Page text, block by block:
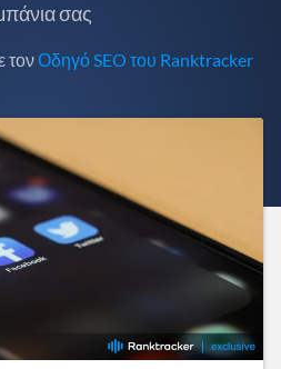
σας
τονΟδηγό SEO του Ranktracker